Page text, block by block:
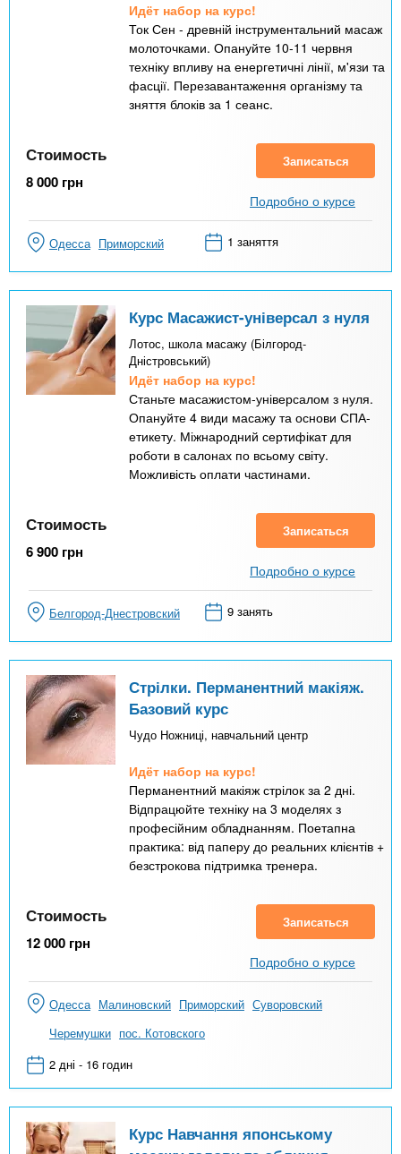
Идёт набор на курс!
Ток Сен - древній інструментальний масаж
молоточками. Опануйте 10-11 червня
техніку впливу на енергетичні лінії, м'язи та
фасції. Перезавантаження організму та
зняття блоків за 1 сеанс.
Стоимость
8 000 грн
Записаться
Подробно о курсе
Одесса Приморский 1 заняття
Курс Масажист-універсал з нуля
Лотос, школа масажу (Білгород-
Дністровський)
Идёт набор на курс!
Станьте масажистом-універсалом з нуля.
Опануйте 4 види масажу та основи СПА-
етикету. Міжнародний сертифікат для
роботи в салонах по всьому світу.
Можливість оплати частинами.
Стоимость
6 900 грн
Записаться
Подробно о курсе
Белгород-Днестровский 9 занять
Стрілки. Перманентний макіяж.
Базовий курс
Чудо Ножниці, навчальний центр
Идёт набор на курс!
Перманентний макіяж стрілок за 2 дні.
Відпрацюйте техніку на 3 моделях з
професійним обладнанням. Поетапна
практика: від паперу до реальних клієнтів +
безстрокова підтримка тренера.
Стоимость
12 000 грн
Записаться
Подробно о курсе
Одесса Малиновский Приморский Суворовский
Черемушки пос. Котовского
2 дні - 16 годин
Курс Навчання японському